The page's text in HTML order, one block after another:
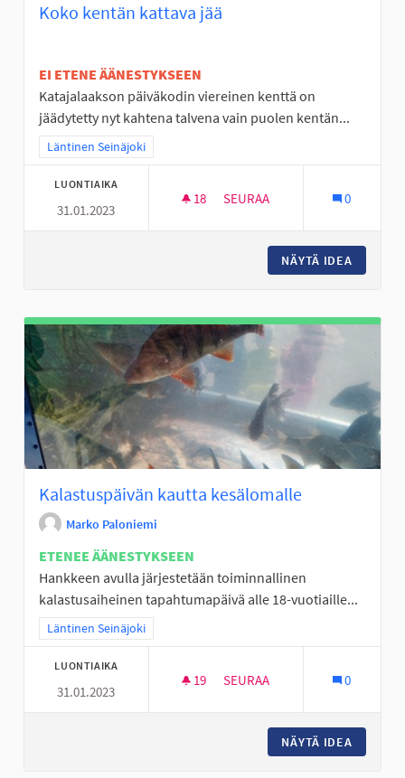
Koko kentän kattava jää
EI ETENE ÄÄNESTYKSEEN
Katajalaakson päiväkodin viereinen kenttä on
jäädytetty nyt kahtena talvena vain puolen kentän...
Rajaa tulokset teeman mukaan: Läntinen Seinäjoki
Läntinen Seinäjoki
LUONTIAIKA
31.01.2023
18 18 SEURAAJAA
SEURAA 0
NÄYTÄ IDEA
Kalastuspäivän kautta kesälomalle
Marko Paloniemi
ETENEE ÄÄNESTYKSEEN
Hankkeen avulla järjestetään toiminnallinen
kalastusaiheinen tapahtumapäivä alle 18-vuotiaille...
Rajaa tulokset teeman mukaan: Läntinen Seinäjoki
Läntinen Seinäjoki
LUONTIAIKA
31.01.2023
19 19 SEURAAJAA
SEURAA 0
NÄYTÄ IDEA